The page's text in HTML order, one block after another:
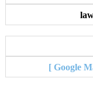
[ Google